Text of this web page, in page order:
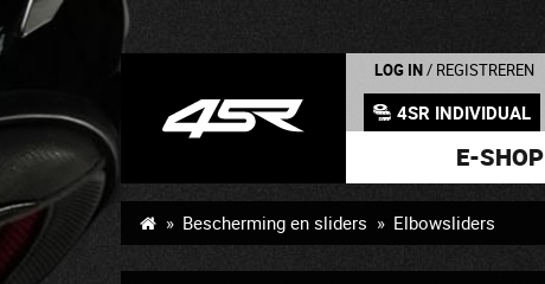
LOG IN / REGISTREREN
4SR INDIVIDUAL
E-SHOP
Bescherming en sliders Elbowsliders